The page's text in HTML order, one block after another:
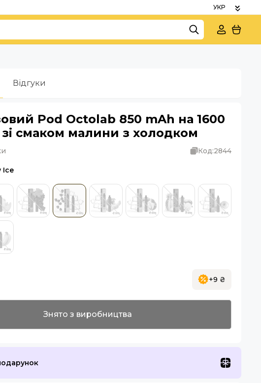
Відгуки
Pod Octolab 850 mAh на 1600
смаком малини з холодком
Код:2844
Ice
+9 ₴
Знято з виробництва